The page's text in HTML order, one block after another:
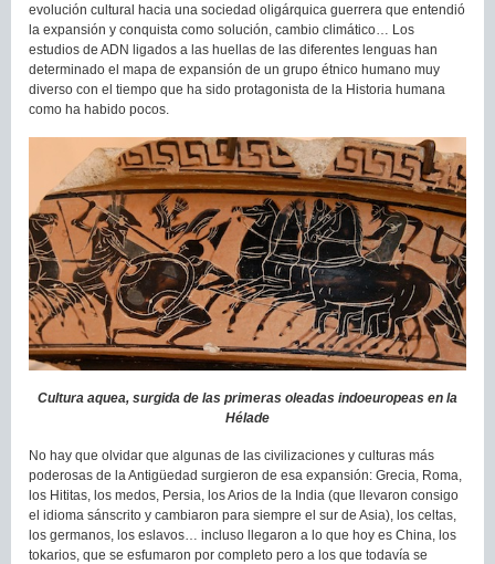
evolución cultural hacia una sociedad oligárquica guerrera que entendió
la expansión y conquista como solución, cambio climático… Los
estudios de ADN ligados a las huellas de las diferentes lenguas han
determinado el mapa de expansión de un grupo étnico humano muy
diverso con el tiempo que ha sido protagonista de la Historia humana
como ha habido pocos.
Cultura aquea, surgida de las primeras oleadas indoeuropeas en la
Hélade
No hay que olvidar que algunas de las civilizaciones y culturas más
poderosas de la Antigüedad surgieron de esa expansión: Grecia, Roma,
los Hititas, los medos, Persia, los Arios de la India (que llevaron consigo
el idioma sánscrito y cambiaron para siempre el sur de Asia), los celtas,
los germanos, los eslavos… incluso llegaron a lo que hoy es China, los
tokarios, que se esfumaron por completo pero a los que todavía se